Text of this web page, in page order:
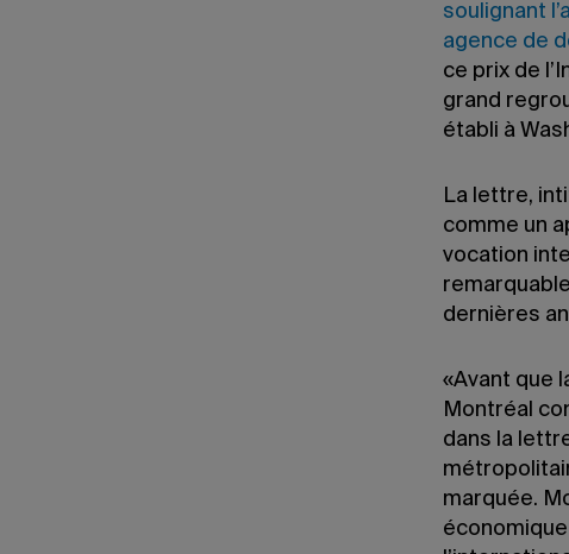
soulignant
agence de
ce prix de
grand
établi à
La lettre,
comme un
vocation
dernières
«Avant que
Montréal
dans la
marquée.